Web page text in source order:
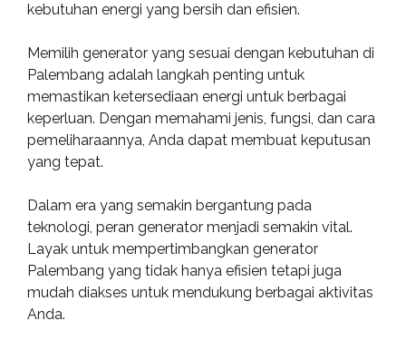
kebutuhan energi yang bersih dan efisien.
Memilih generator yang sesuai dengan kebutuhan di
Palembang adalah langkah penting untuk
memastikan ketersediaan energi untuk berbagai
keperluan. Dengan memahami jenis, fungsi, dan cara
pemeliharaannya, Anda dapat membuat keputusan
yang tepat.
Dalam era yang semakin bergantung pada
teknologi, peran generator menjadi semakin vital.
Layak untuk mempertimbangkan generator
Palembang yang tidak hanya efisien tetapi juga
mudah diakses untuk mendukung berbagai aktivitas
Anda.